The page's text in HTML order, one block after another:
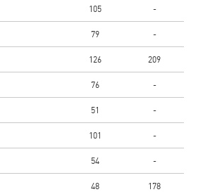
105 -
79 -
126 209
76 -
51 -
101 -
54 -
48 178